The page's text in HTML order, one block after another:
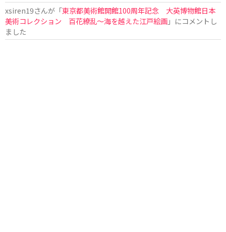
xsiren19さんが「東京都美術館開館100周年記念 大英博物館日本
美術コレクション 百花繚乱～海を越えた江戸絵画」にコメントし
ました